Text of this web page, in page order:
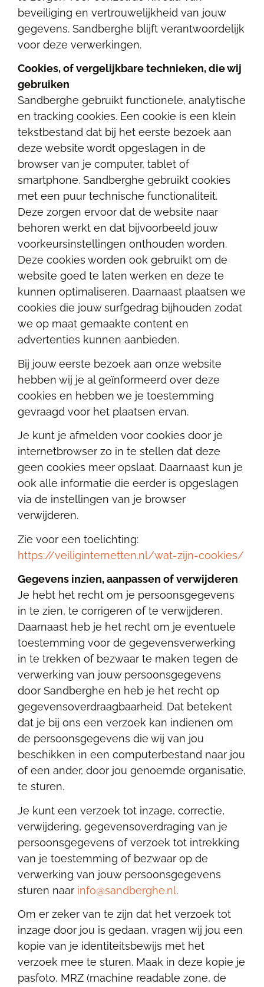
beveiliging en vertrouwelijkheid van jouw
gegevens. Sandberghe blijft verantwoordelijk
voor deze verwerkingen.
Cookies, of vergelijkbare technieken, die wij
gebruiken
Sandberghe gebruikt functionele, analytische
en tracking cookies. Een cookie is een klein
tekstbestand dat bij het eerste bezoek aan
deze website wordt opgeslagen in de
browser van je computer, tablet of
smartphone. Sandberghe gebruikt cookies
met een puur technische functionaliteit.
Deze zorgen ervoor dat de website naar
behoren werkt en dat bijvoorbeeld jouw
voorkeursinstellingen onthouden worden.
Deze cookies worden ook gebruikt om de
website goed te laten werken en deze te
kunnen optimaliseren. Daarnaast plaatsen we
cookies die jouw surfgedrag bijhouden zodat
we op maat gemaakte content en
advertenties kunnen aanbieden.
Bij jouw eerste bezoek aan onze website
hebben wij je al geïnformeerd over deze
cookies en hebben we je toestemming
gevraagd voor het plaatsen ervan.
Je kunt je afmelden voor cookies door je
internetbrowser zo in te stellen dat deze
geen cookies meer opslaat. Daarnaast kun je
ook alle informatie die eerder is opgeslagen
via de instellingen van je browser
verwijderen.
Zie voor een toelichting:
https://veiliginternetten.nl/wat-zijn-cookies/
Gegevens inzien, aanpassen of verwijderen
Je hebt het recht om je persoonsgegevens
in te zien, te corrigeren of te verwijderen.
Daarnaast heb je het recht om je eventuele
toestemming voor de gegevensverwerking
in te trekken of bezwaar te maken tegen de
verwerking van jouw persoonsgegevens
door Sandberghe en heb je het recht op
gegevensoverdraagbaarheid. Dat betekent
dat je bij ons een verzoek kan indienen om
de persoonsgegevens die wij van jou
beschikken in een computerbestand naar jou
of een ander, door jou genoemde organisatie,
te sturen.
Je kunt een verzoek tot inzage, correctie,
verwijdering, gegevensoverdraging van je
persoonsgegevens of verzoek tot intrekking
van je toestemming of bezwaar op de
verwerking van jouw persoonsgegevens
sturen naar info@sandberghe.nl.
Om er zeker van te zijn dat het verzoek tot
inzage door jou is gedaan, vragen wij jou een
kopie van je identiteitsbewijs met het
verzoek mee te sturen. Maak in deze kopie je
pasfoto, MRZ (machine readable zone, de